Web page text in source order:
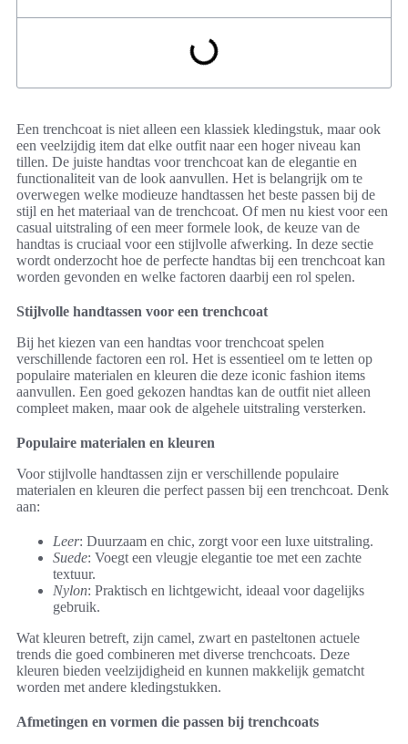
Een trenchcoat is niet alleen een klassiek kledingstuk, maar ook
een veelzijdig item dat elke outfit naar een hoger niveau kan
tillen. De juiste handtas voor trenchcoat kan de elegantie en
functionaliteit van de look aanvullen. Het is belangrijk om te
overwegen welke modieuze handtassen het beste passen bij de
stijl en het materiaal van de trenchcoat. Of men nu kiest voor een
casual uitstraling of een meer formele look, de keuze van de
handtas is cruciaal voor een stijlvolle afwerking. In deze sectie
wordt onderzocht hoe de perfecte handtas bij een trenchcoat kan
worden gevonden en welke factoren daarbij een rol spelen.
Stijlvolle handtassen voor een trenchcoat
Bij het kiezen van een handtas voor trenchcoat spelen
verschillende factoren een rol. Het is essentieel om te letten op
populaire materialen en kleuren die deze iconic fashion items
aanvullen. Een goed gekozen handtas kan de outfit niet alleen
compleet maken, maar ook de algehele uitstraling versterken.
Populaire materialen en kleuren
Voor stijlvolle handtassen zijn er verschillende populaire
materialen en kleuren die perfect passen bij een trenchcoat. Denk
aan:
Leer: Duurzaam en chic, zorgt voor een luxe uitstraling.
Suede: Voegt een vleugje elegantie toe met een zachte
textuur.
Nylon: Praktisch en lichtgewicht, ideaal voor dagelijks
gebruik.
Wat kleuren betreft, zijn camel, zwart en pasteltonen actuele
trends die goed combineren met diverse trenchcoats. Deze
kleuren bieden veelzijdigheid en kunnen makkelijk gematcht
worden met andere kledingstukken.
Afmetingen en vormen die passen bij trenchcoats